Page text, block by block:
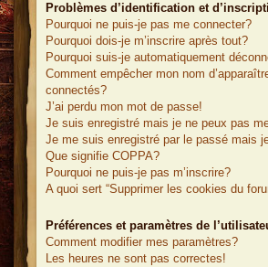
Problèmes d’identification et
Pourquoi ne puis-je pas me connecter?
Pourquoi dois-je m’inscrire après tout?
Pourquoi suis-je automatiquement
Comment empêcher mon nom
connectés?
J’ai perdu mon mot de passe!
Je suis enregistré mais je ne peux pas
Je me suis enregistré par le passé mais
Que signifie COPPA?
Pourquoi ne puis-je pas m’inscrire?
A quoi sert “Supprimer les cookies du
Préférences et paramètres de
Comment modifier mes paramètres?
Les heures ne sont pas correctes!